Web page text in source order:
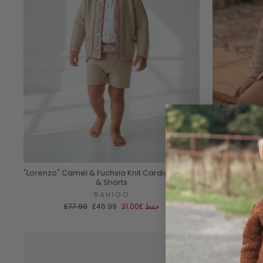
"Lorenzo" Camel & Fuchsia Knit Cardigan, Shirt
& Shorts
RAHIGO
السعر
£77.99 سعر
£46.99 حفظ £31.00
"Rafael"